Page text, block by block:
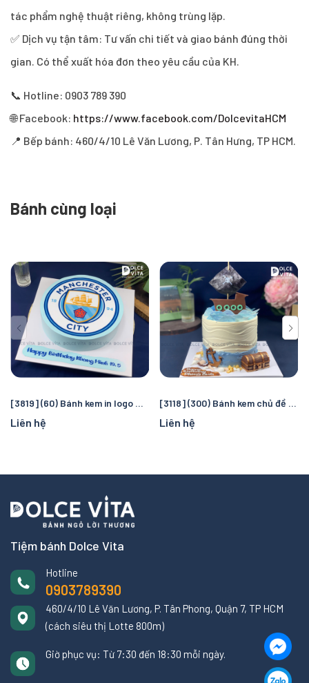
tác phẩm nghệ thuật riêng, không trùng lặp.
✅ Dịch vụ tận tâm: Tư vấn chi tiết và giao bánh đúng thời
gian. Có thể xuất hóa đơn theo yêu cầu của KH.
📞 Hotline: 0903 789 390
🌐 Facebook: https://www.facebook.com/DolcevitaHCM
📍 Bếp bánh: 460/4/10 Lê Văn Lương, P. Tân Hưng, TP HCM.
Bánh cùng loại
[3819] (60) Bánh kem in logo Manchester City – Quà tặng sinh nhật hoàn hảo cho fan bóng đá
Liên hệ
[3118] (300) Bánh kem chủ đề cướp biển và đại dương – Chuyến truy tìm kho báu kỳ thú cho bé
Liên hệ
Tiệm bánh Dolce Vita
Hotline
0903789390
460/4/10 Lê Văn Lương, P. Tân Phong, Quận 7, TP HCM
(cách siêu thị Lotte 800m)
Giờ phục vụ: Từ 7:30 đến 18:30 mỗi ngày.